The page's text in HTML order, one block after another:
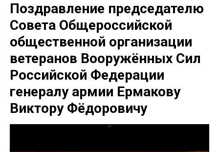
Поздравление председателю
Совета Общероссийской
общественной организации
ветеранов Вооружённых Сил
Российской Федерации
генералу армии Ермакову
Виктору Фёдоровичу